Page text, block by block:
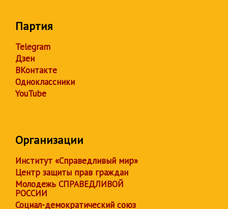
Партия
Telegram
Дзен
ВКонтакте
Одноклассники
YouTube
Организации
Институт «Справедливый мир»
Центр защиты прав граждан
Молодежь СПРАВЕДЛИВОЙ
РОССИИ
Социал-демократический союз